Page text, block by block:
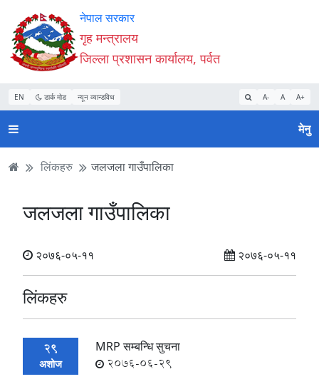
Accessibility
Mode
सुरु
गर्नुहोस्
सामाग्री
पढ्नुहाेस्
नेभिगेसन
पढ्नुहाेस्
वेबसाइट
खोजमा
जानुहोस्
नेपाल सरकार
गृह मन्त्रालय
जिल्ला प्रशासन कार्यालय, पर्वत
EN डार्क मोड न्यून व्यान्डविथ A- A A+
मेनु
लिंकहरु जलजला गाउँपालिका
जलजला गाउँपालिका
२०७६-०५-११ २०७६-०५-११
लिंकहरु
29
अशोज
MRP सम्बन्धि सुचना
2076-06-29